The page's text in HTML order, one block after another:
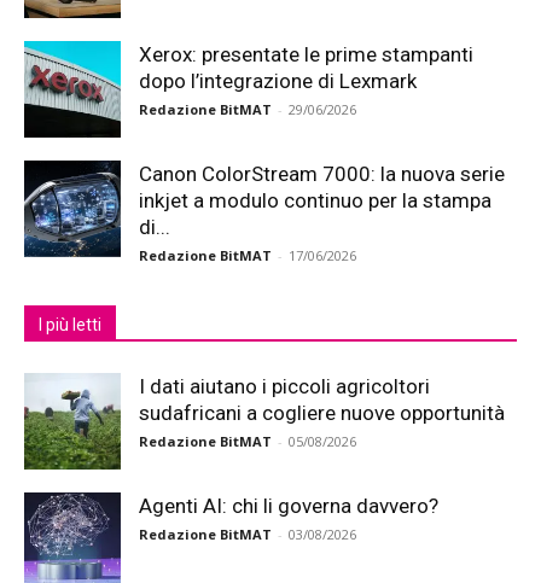
Xerox: presentate le prime stampanti
dopo l’integrazione di Lexmark
Redazione BitMAT - 29/06/2026
Canon ColorStream 7000: la nuova serie
inkjet a modulo continuo per la stampa
di...
Redazione BitMAT - 17/06/2026
I più letti
I dati aiutano i piccoli agricoltori
sudafricani a cogliere nuove opportunità
Redazione BitMAT - 05/08/2026
Agenti AI: chi li governa davvero?
Redazione BitMAT - 03/08/2026